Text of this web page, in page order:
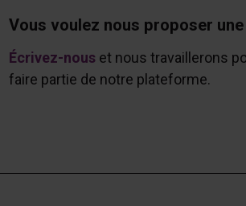
Vous voulez nous proposer
Écrivez-nouset nous travaillerons
faire partie de notre plateforme.